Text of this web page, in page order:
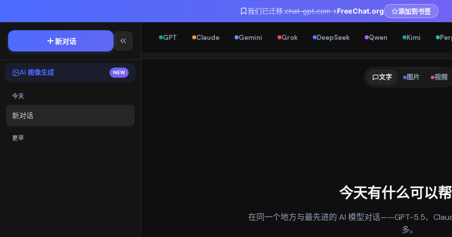
我们已迁移:chat-gpt.com→FreeChat.org 添加到书签
新对话
AI 图像生成 NEW
今天
新对话
更早
GPT Claude Gemini Grok DeepSeek Qwen Kimi
文字 图片 视频
今天有什么可以帮
在同一个地方与最先进的 AI 模型对话——GPT-5.5、
多。